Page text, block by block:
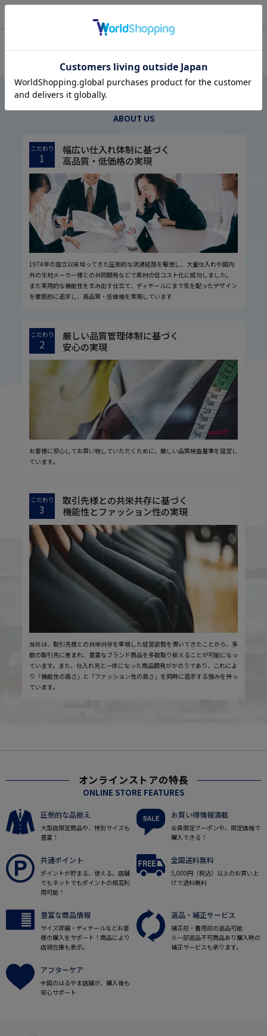
OFFICIAL SNS
ABOUT US
こだわり
1
幅広い仕入れ体制に基づく
高品質・低価格の実現
1974年の設立以来培ってきた圧倒的な流通経路を駆使し、大量仕入れや国内
外の生地メーカー様との共同開発などで素材の低コスト化に成功しました。
また実用的な機能性を生み出す仕立て、ディテールにまで気を配ったデザイン
を徹底的に追求し、高品質・低価格を実現しています
こだわり
2
厳しい品質管理体制に基づく
安心の実現
お客様に安心してお買い物していただくために、厳しい品質検査基準を設定し
ています。
こだわり
3
取引先様との共栄共存に基づく
機能性とファッション性の実現
当社は、取引先様との共栄共存を重視した経営姿勢を貫いてきたことから、多
数の取引先に恵まれ、豊富なブランド商品を多数取り揃えることが可能になっ
ています。また、仕入れ先と一体になった商品開発がかのうであり、これによ
り「機能性の高さ」と「ファッション性の高さ」を同時に追求する強みを持っ
ています。
オンラインストアの特長
ONLINE STORE FEATURES
圧倒的な品揃え
大型店限定商品や、特別サイズも
豊富！
お買い得情報満載
会員限定クーポンや、限定価格で
購入できる！
共通ポイント
ポイントが貯まる、使える。店舗
でもネットでもポイントの相互利
用可能！
全国送料無料
5,000円（税込）以上のお買い上
げで送料無料
豊富な商品情報
サイズ詳細・ディテールなどお客
様の購入をサポート！商品により
店頭在庫も表示。
返品・補正サービス
補正前・着用前の返品可能
※一部返品不可商品あり購入時の
補正サービスも承ります。
アフターケア
全国のはるやま店舗が、購入後も
安心サポート